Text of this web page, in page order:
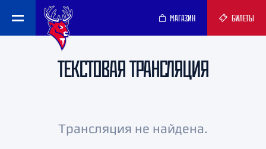
МАГАЗИН БИЛЕТЫ
ТЕКСТОВАЯ ТРАНСЛЯЦИЯ
Трансляция не найдена.